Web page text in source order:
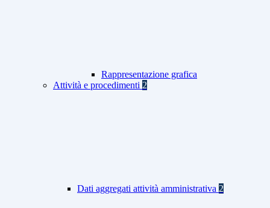
Rappresentazione grafica
Attività e procedimenti 2
Dati aggregati attività amministrativa 2